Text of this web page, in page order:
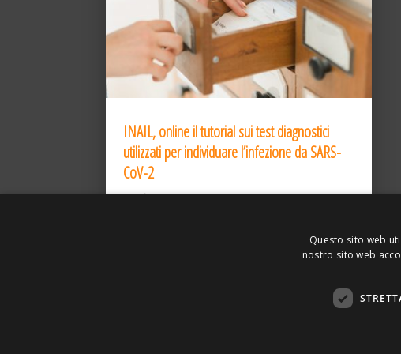
INAIL, online il tutorial sui test diagnostici
utilizzati per individuare l’infezione da SARS-
CoV-2
31 Dic 2020
ASSOCIAZIONE AMBIENTE E LAVORO – VIA
Questo sito web
nostro sito web